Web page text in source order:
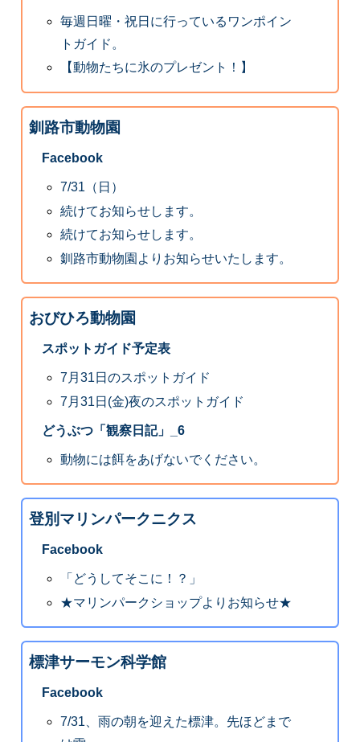
毎週日曜・祝日に行っているワンポイン
トガイド。
【動物たちに氷のプレゼント！】
釧路市動物園
Facebook
7/31（日）
続けてお知らせします。
続けてお知らせします。
釧路市動物園よりお知らせいたします。
おびひろ動物園
スポットガイド予定表
7月31日のスポットガイド
7月31日(金)夜のスポットガイド
どうぶつ「観察日記」_6
動物には餌をあげないでください。
登別マリンパークニクス
Facebook
「どうしてそこに！？」
★マリンパークショップよりお知らせ★
標津サーモン科学館
Facebook
7/31、雨の朝を迎えた標津。先ほどまで